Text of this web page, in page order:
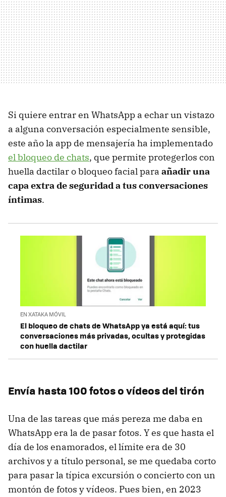
Si quiere entrar en WhatsApp a echar un vistazo
a alguna conversación especialmente sensible,
este año la app de mensajería ha implementado
el bloqueo de chats, que permite protegerlos con
huella dactilar o bloqueo facial para añadir una
capa extra de seguridad a tus conversaciones
íntimas.
EN XATAKA MÓVIL
El bloqueo de chats de WhatsApp ya está aquí: tus
conversaciones más privadas, ocultas y protegidas
con huella dactilar
Envía hasta 100 fotos o vídeos del tirón
Una de las tareas que más pereza me daba en
WhatsApp era la de pasar fotos. Y es que hasta el
día de los enamorados, el límite era de 30
archivos y a título personal, se me quedaba corto
para pasar la típica excursión o concierto con un
montón de fotos y vídeos. Pues bien, en 2023